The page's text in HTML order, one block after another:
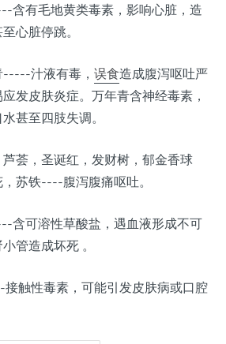
含有毛地黄类毒素，影响心脏，造
心脏停跳。
汁液有毒， 误食造成腹泻呕吐严
发皮肤炎症。万年青含神经毒素，
甚至四肢失调。
荟，圣诞红，发财树，郁金香球
苏铁----腹泻腹痛呕吐。
含可溶性草酸盐，遇血液形成不可
管造成坏死 。
触性毒素，可能引发皮肤病或口腔